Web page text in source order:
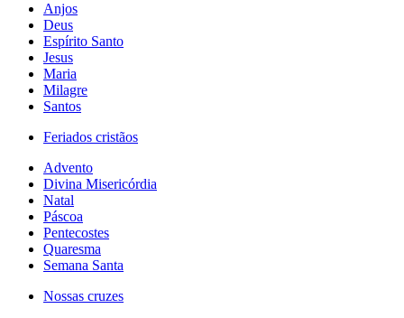
Anjos
Deus
Espírito Santo
Jesus
Maria
Milagre
Santos
Feriados cristãos
Advento
Divina Misericórdia
Natal
Páscoa
Pentecostes
Quaresma
Semana Santa
Nossas cruzes